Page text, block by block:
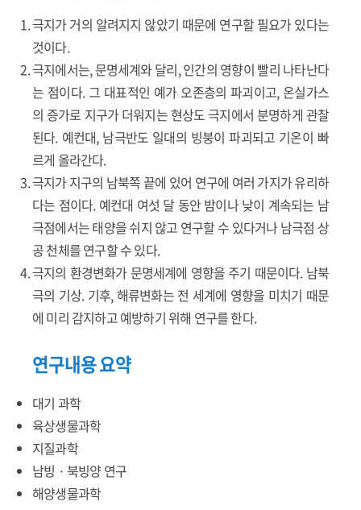
극지가 거의 알려지지 않았기 때문에 연구할 필요가 있다는
것이다.
극지에서는, 문명세계와 달리, 인간의 영향이 빨리 나타난다
는 점이다. 그 대표적인 예가 오존층의 파괴이고, 온실가스
의 증가로 지구가 더워지는 현상도 극지에서 분명하게 관찰
된다. 예컨대, 남극반도 일대의 빙붕이 파괴되고 기온이 빠
르게 올라간다.
극지가 지구의 남북쪽 끝에 있어 연구에 여러 가지가 유리하
다는 점이다. 예컨대 여섯 달 동안 밤이나 낮이 계속되는 남
극점에서는 태양을 쉬지 않고 연구할 수 있다거나 남극점 상
공 천체를 연구할 수 있다.
극지의 환경변화가 문명세계에 영향을 주기 때문이다. 남북
극의 기상. 기후, 해류변화는 전 세계에 영향을 미치기 때문
에 미리 감지하고 예방하기 위해 연구를 한다.
연구내용 요약
대기 과학
육상생물과학
지질과학
남빙 · 북빙양 연구
해양생물과학